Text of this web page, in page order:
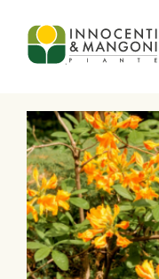
Skip to main content